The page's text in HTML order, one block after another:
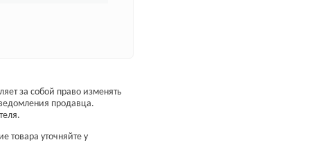
за собой право изменять
продавца.
товара уточняйте у